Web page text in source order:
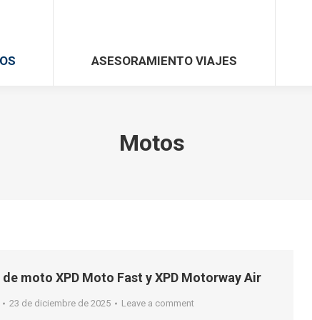
ASESORAMIENTO VIAJES
Motos
moto XPD Moto Fast y XPD Motorway Air
23 de diciembre de 2025 Leave a comment